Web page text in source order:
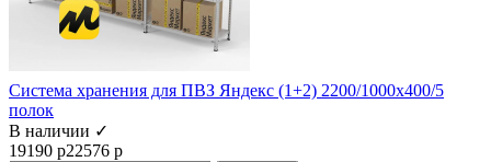
Система хранения для ПВЗ Яндекс (1+2) 2200/1000x400/5
полок
В наличии ✓
19190 р22576 р